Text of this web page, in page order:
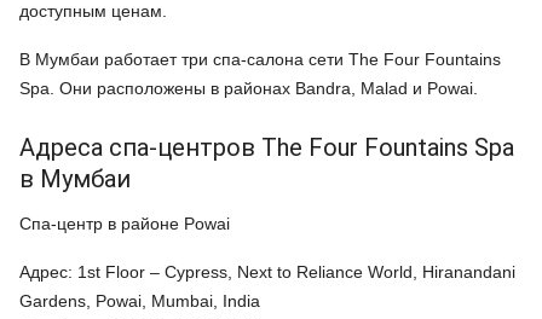
доступным ценам.
В Мумбаи работает три спа-салона сети The Four Fountains
Spa. Они расположены в районах Bandra, Malad и Powai.
Адреса спа-центров The Four Fountains Spa
в Мумбаи
Спа-центр в районе Powai
Адрес: 1st Floor – Cypress, Next to Reliance World, Hiranandani
Gardens, Powai, Mumbai, India